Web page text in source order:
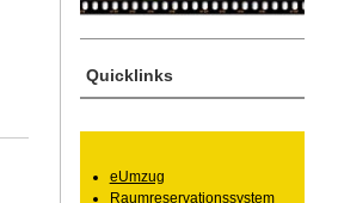
Quicklinks
eUmzug
Raumreservationssystem